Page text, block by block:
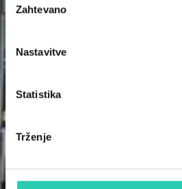
soglasja
Zahtevano
Nastavitve
Statistika
Trženje